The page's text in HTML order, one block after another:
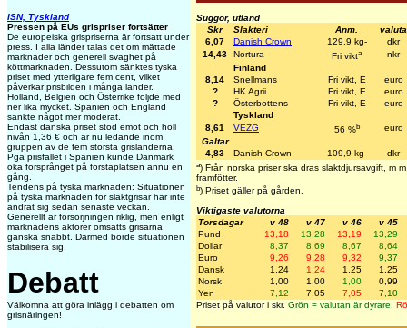
ISN, Tyskland
Pressen på EUs grispriser fortsätter
De europeiska grispriserna är fortsatt under
press. I alla länder talas det om mättade
marknader och generell svaghet på
köttmarknaden. Dessutom sänktes tyska
priset med ytterligare fem cent, vilket
påverkar prisbilden i många länder.
Holland, Belgien och Österrike följde med
ner lika mycket. Spanien och England
sänkte något mer moderat.
Endast danska priset stod emot och höll
nivån 1,36 € och är nu ledande inom
gruppen av de fem största grisländerna.
Pga prisfallet i Spanien kunde Danmark
öka försprånget på förstaplatsen ännu en
gång.
Tendens på tyska marknaden: Situationen
på tyska marknaden för slaktgrisar har inte
ändrat sig sedan senaste veckan.
Generellt är försörjningen riklig, men enligt
marknadens aktörer omsätts grisarna
ganska snabbt. Därmed borde situationen
stabilisera sig.
Debatt
Välkomna att göra inlägg i debatten om
grisnäringen!
Suggor, utland
Skr
Slakteri Anm.
valuta
6,07
Danish Crown 129,9 kg-
dkr
14,43
Nortura Fri vikta
nkr
Finland
8,14
Snellmans Fri vikt, E
euro
?
HK Agrii Fri vikt, E
euro
?
Österbottens Fri vikt, E
euro
Tyskland
8,61
VEZG 56 %b
euro
Galtar
4,83
Danish Crown 109,9 kg- dkr
a) Från norska priser ska dras slaktdjursavgift, m
framfötter.
b) Priset gäller på gården.
Viktigaste valutorna
Torsdagar
v 48 v 47 v 46
v 45
Pund
13,18 13,28 13,19
13,29
Dollar
8,37 8,69 8,67
8,64
Euro
9,26 9,28 9,32
9,37
Dansk
1,24 1,24 1,25
1,25
Norsk
1,00 1,00 1,00
0,99
Yen
7,12 7,05 7,05
7,10
Priset på valutor i skr. Grön = valutan är dyrare.